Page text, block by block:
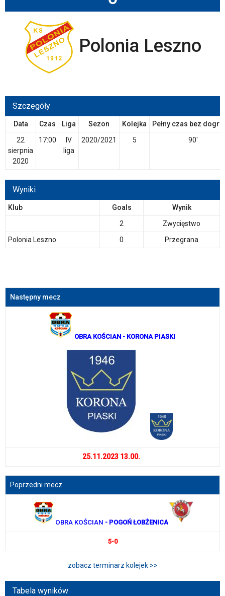
Polonia Leszno
Szczegóły
Data Czas Liga Sezon Kolejka
Pełny czas bez
22
sierpnia
2020
17:00
IV
liga
2020/2021 5 90'
Wyniki
Klub Goals
Wynik
2
Zwycięstwo
Polonia Leszno
0 Przegrana
Następny mecz
OBRA KOŚCIAN - KORONA PIASKI
25.11.2023 13.00.
Poprzedni mecz
OBRA KOŚCIAN - POGOŃ ŁOBŻENICA
5-0
zobacz terminarz kolejek >>
Tabela wyników